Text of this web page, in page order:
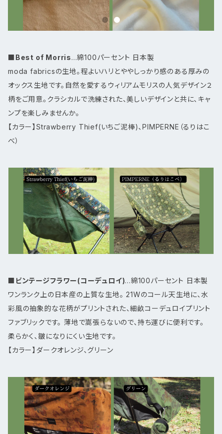
■Best of Morris...綿100パーセント 日本製
moda fabricsの生地。程よいハリとややしっかり感のある厚みの
オックス生地です。自然を愛するウィリアムモリスの人気デザイン２
柄をご用意。クラシカルで洗練された、美しいデザインと共に、キャ
ンプを楽しみませんか。
【カラー】Strawberry Thief(いちご泥棒)、PIMPERNE（るりはこ
べ）
■ビンテージフラワー(コーデュロイ)...綿100パーセント 日本製
ワンランク上の日本産の上質な生地。 21Wのコール天生地に、水
彩風の抽象的な花柄がプリントされた、細畝コーデュロイプリント
ファブリックです。 薄地で嵩張らないので、持ち運びに便利です。
柔らかく、皺になりにくい生地です。
【カラー】ダークオレンジ、グリーン